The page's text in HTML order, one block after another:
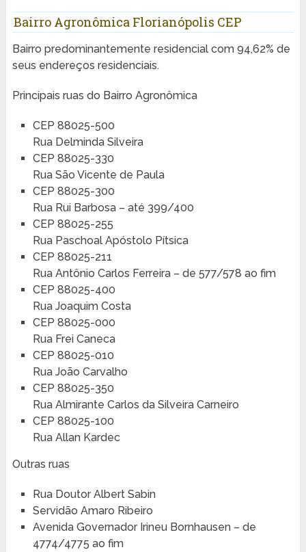
Bairro Agronômica Florianópolis CEP
Bairro predominantemente residencial com 94,62% de
seus endereços residenciais.
Principais ruas do Bairro Agronômica
CEP 88025-500
Rua Delminda Silveira
CEP 88025-330
Rua São Vicente de Paula
CEP 88025-300
Rua Rui Barbosa – até 399/400
CEP 88025-255
Rua Paschoal Apóstolo Pítsica
CEP 88025-211
Rua Antônio Carlos Ferreira – de 577/578 ao fim
CEP 88025-400
Rua Joaquim Costa
CEP 88025-000
Rua Frei Caneca
CEP 88025-010
Rua João Carvalho
CEP 88025-350
Rua Almirante Carlos da Silveira Carneiro
CEP 88025-100
Rua Allan Kardec
Outras ruas
Rua Doutor Albert Sabin
Servidão Amaro Ribeiro
Avenida Governador Irineu Bornhausen – de
4774/4775 ao fim